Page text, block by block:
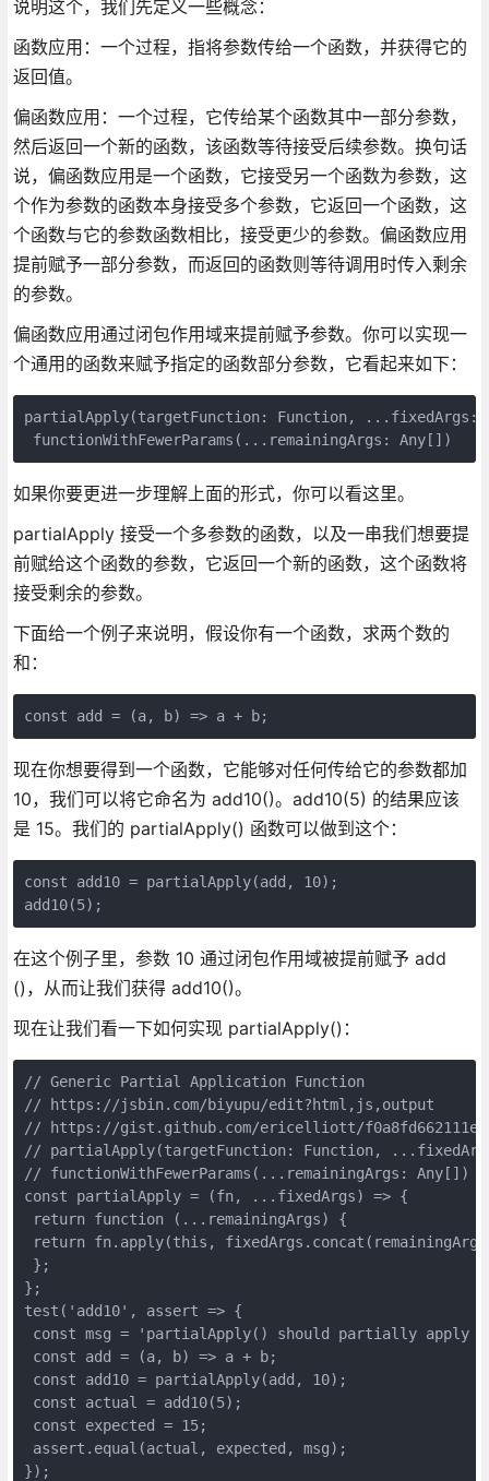
说明这个，我们先定义一些概念：
函数应用：一个过程，指将参数传给一个函数，并获得它的
返回值。
偏函数应用：一个过程，它传给某个函数其中一部分参数，
然后返回一个新的函数，该函数等待接受后续参数。换句话
说，偏函数应用是一个函数，它接受另一个函数为参数，这
个作为参数的函数本身接受多个参数，它返回一个函数，这
个函数与它的参数函数相比，接受更少的参数。偏函数应用
提前赋予一部分参数，而返回的函数则等待调用时传入剩余
的参数。
偏函数应用通过闭包作用域来提前赋予参数。你可以实现一
个通用的函数来赋予指定的函数部分参数，它看起来如下：
partialApply(targetFunction: Function, ...fixedArgs:
functionWithFewerParams(...remainingArgs: Any[])
如果你要更进一步理解上面的形式，你可以看这里。
partialApply 接受一个多参数的函数，以及一串我们想要提
前赋给这个函数的参数，它返回一个新的函数，这个函数将
接受剩余的参数。
下面给一个例子来说明，假设你有一个函数，求两个数的
和：
const add = (a, b) => a + b;
现在你想要得到一个函数，它能够对任何传给它的参数都加
10，我们可以将它命名为 add10()。add10(5) 的结果应该
是 15。我们的 partialApply() 函数可以做到这个：
const add10 = partialApply(add, 10);
add10(5);
在这个例子里，参数 10 通过闭包作用域被提前赋予 add
()，从而让我们获得 add10()。
现在让我们看一下如何实现 partialApply()：
// Generic Partial Application Function
// https://jsbin.com/biyupu/edit?html,js,output
// https://gist.github.com/ericelliott/
// partialApply(targetFunction: Function,
// functionWithFewerParams(...remainingArgs: Any[])
const partialApply = (fn, ...fixedArgs) => {
return function (...remainingArgs) {
return fn.apply(this,
};
};
test('add10', assert => {
const msg = 'partialApply() should partially apply
const add = (a, b) => a + b;
const add10 = partialApply(add, 10);
const actual = add10(5);
const expected = 15;
assert.equal(actual, expected, msg);
});